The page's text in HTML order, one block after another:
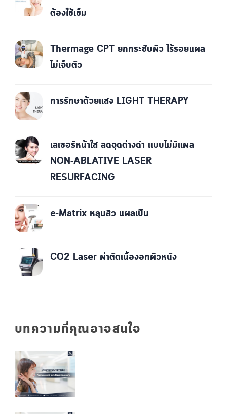
ต้องใช้เข็ม
Thermage CPT ยกกระชับผิว ไร้รอยแผล
ไม่เจ็บตัว
การรักษาด้วยแสง LIGHT THERAPY
เลเซอร์หน้าใส ลดจุดด่างดำ แบบไม่มีแผล
NON-ABLATIVE LASER
RESURFACING
e-Matrix หลุมสิว แผลเป็น
CO2 Laser ผ่าตัดเนื้องอกผิวหนัง
บทความที่คุณอาจสนใจ